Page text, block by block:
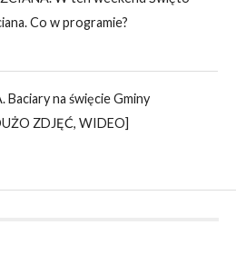
Co w programie?
Baciary na święcie Gminy
ZDJĘĆ, WIDEO]